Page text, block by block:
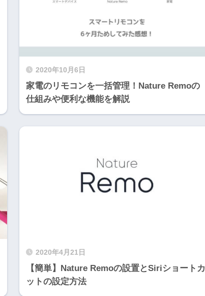
2020年10月6日
家電のリモコンを一括管理！Nature Remoの
仕組みや便利な機能を解説
2020年4月21日
【簡単】Nature Remoの設置とSiriショートカ
ットの設定方法
ト「ハピタス」